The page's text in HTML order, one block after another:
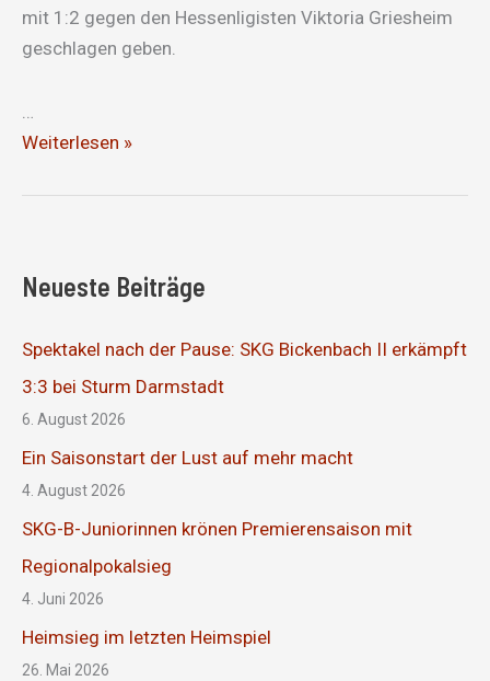
mit 1:2 gegen den Hessenligisten Viktoria Griesheim
geschlagen geben.
…
Verloren
trotzdem
Weiterlesen »
Neueste Beiträge
Spektakel nach der Pause: SKG Bickenbach II erkämpft
3:3 bei Sturm Darmstadt
6. August 2026
Ein Saisonstart der Lust auf mehr macht
4. August 2026
SKG-B-Juniorinnen krönen Premierensaison mit
Regionalpokalsieg
4. Juni 2026
Heimsieg im letzten Heimspiel
26. Mai 2026